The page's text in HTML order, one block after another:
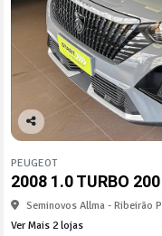
Co
arti
lhe
PEUGEOT
2008 1.0 TURBO
Seminovos Allma - Ribeirão
Ver Mais 2 lojas